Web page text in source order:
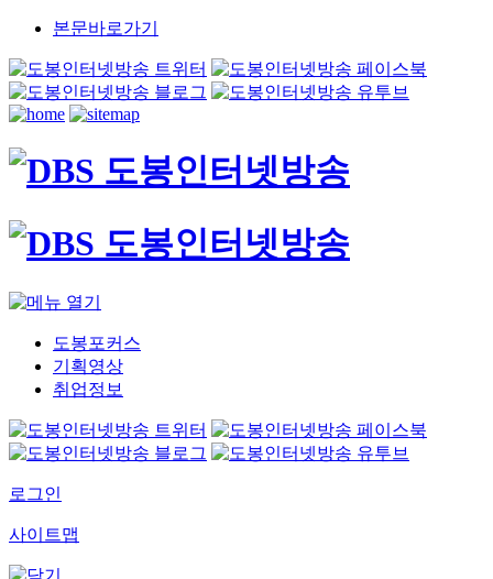
본문바로가기
도봉포커스
기획영상
취업정보
로그인
사이트맵